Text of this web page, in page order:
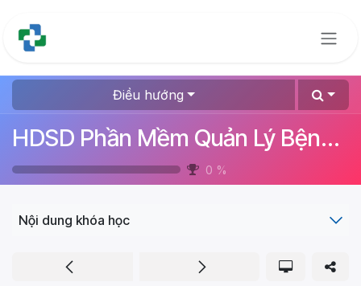
Điều hướng
HDSD Phần Mềm Quản Lý Bệnh Viện (File .PDF)
0 %
Nội dung khóa học